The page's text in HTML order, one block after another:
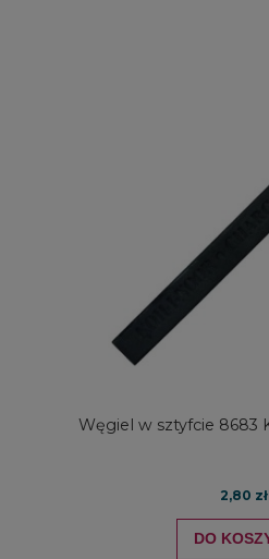
Węgiel w sztyfcie 8683
2,80 zł
DO